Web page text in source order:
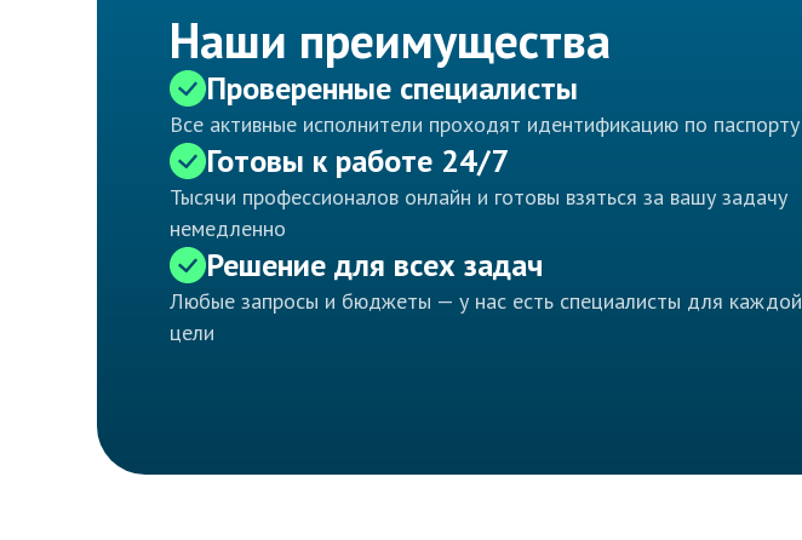
Наши преимущества
Проверенные специалисты
Все активные исполнители проходят идентификацию по паспорту
Готовы к работе 24/7
Тысячи профессионалов онлайн и готовы взяться за вашу задачу
немедленно
Решение для всех задач
Любые запросы и бюджеты — у нас есть специалисты для каждой
цели